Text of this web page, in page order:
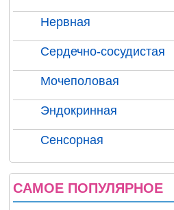
Нервная
Сердечно-сосудистая
Мочеполовая
Эндокринная
Сенсорная
САМОЕ ПОПУЛЯРНОЕ